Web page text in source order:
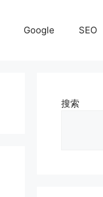
Google SEO
搜索